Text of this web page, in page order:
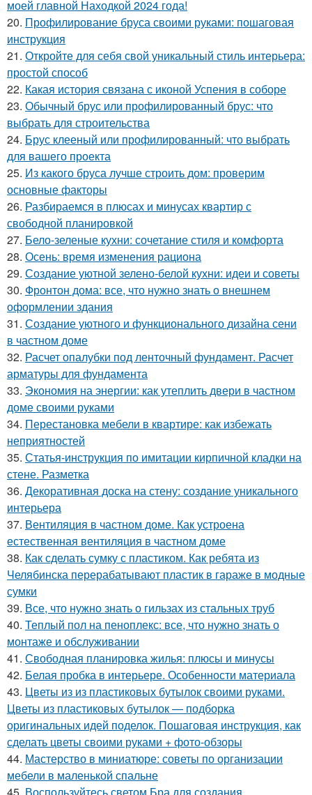
моей главной Находкой 2024 года!
20. Профилирование бруса своими руками: пошаговая
инструкция
21. Откройте для себя свой уникальный стиль интерьера:
простой способ
22. Какая история связана с иконой Успения в соборе
23. Обычный брус или профилированный брус: что
выбрать для строительства
24. Брус клееный или профилированный: что выбрать
для вашего проекта
25. Из какого бруса лучше строить дом: проверим
основные факторы
26. Разбираемся в плюсах и минусах квартир с
свободной планировкой
27. Бело-зеленые кухни: сочетание стиля и комфорта
28. Осень: время изменения рациона
29. Создание уютной зелено-белой кухни: идеи и советы
30. Фронтон дома: все, что нужно знать о внешнем
оформлении здания
31. Создание уютного и функционального дизайна сени
в частном доме
32. Расчет опалубки под ленточный фундамент. Расчет
арматуры для фундамента
33. Экономия на энергии: как утеплить двери в частном
доме своими руками
34. Перестановка мебели в квартире: как избежать
неприятностей
35. Статья-инструкция по имитации кирпичной кладки на
стене. Разметка
36. Декоративная доска на стену: создание уникального
интерьера
37. Вентиляция в частном доме. Как устроена
естественная вентиляция в частном доме
38. Как сделать сумку с пластиком. Как ребята из
Челябинска перерабатывают пластик в гараже в модные
сумки
39. Все, что нужно знать о гильзах из стальных труб
40. Теплый пол на пеноплекс: все, что нужно знать о
монтаже и обслуживании
41. Свободная планировка жилья: плюсы и минусы
42. Белая пробка в интерьере. Особенности материала
43. Цветы из из пластиковых бутылок своими руками.
Цветы из пластиковых бутылок — подборка
оригинальных идей поделок. Пошаговая инструкция, как
сделать цветы своими руками + фото-обзоры
44. Мастерство в миниатюре: советы по организации
мебели в маленькой спальне
45. Воспользуйтесь светом Бра для создания